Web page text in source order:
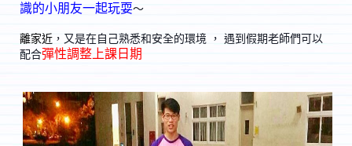
識的小朋友一起玩耍～
離家近 ，又是在自己熟悉和安全的環境 ， 遇到假期老師們可以
配合彈性調整上課日期